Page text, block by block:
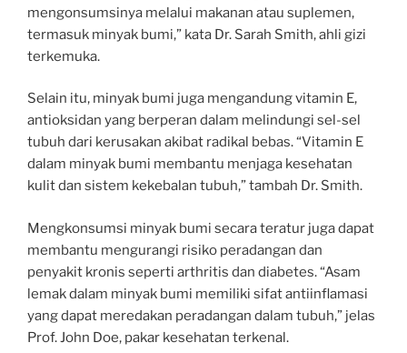
mengonsumsinya melalui makanan atau suplemen,
termasuk minyak bumi,” kata Dr. Sarah Smith, ahli gizi
terkemuka.
Selain itu, minyak bumi juga mengandung vitamin E,
antioksidan yang berperan dalam melindungi sel-sel
tubuh dari kerusakan akibat radikal bebas. “Vitamin E
dalam minyak bumi membantu menjaga kesehatan
kulit dan sistem kekebalan tubuh,” tambah Dr. Smith.
Mengkonsumsi minyak bumi secara teratur juga dapat
membantu mengurangi risiko peradangan dan
penyakit kronis seperti arthritis dan diabetes. “Asam
lemak dalam minyak bumi memiliki sifat antiinflamasi
yang dapat meredakan peradangan dalam tubuh,” jelas
Prof. John Doe, pakar kesehatan terkenal.